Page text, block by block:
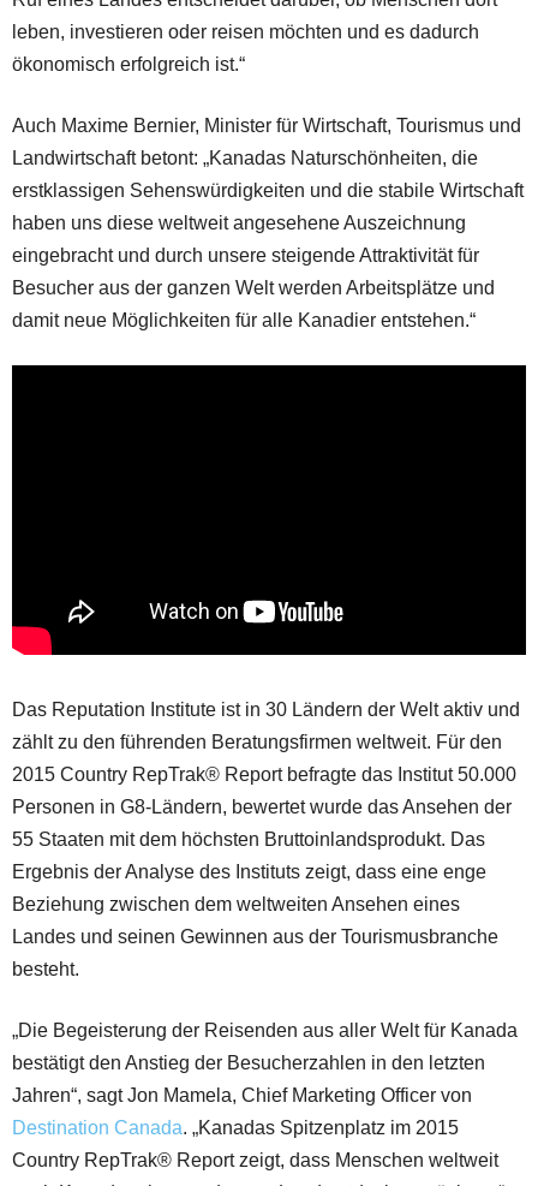
leben, investieren oder reisen möchten und es dadurch
ökonomisch erfolgreich ist.“
Auch Maxime Bernier, Minister für Wirtschaft, Tourismus und
Landwirtschaft betont: „Kanadas Naturschönheiten, die
erstklassigen Sehenswürdigkeiten und die stabile Wirtschaft
haben uns diese weltweit angesehene Auszeichnung
eingebracht und durch unsere steigende Attraktivität für
Besucher aus der ganzen Welt werden Arbeitsplätze und
damit neue Möglichkeiten für alle Kanadier entstehen.“
Das Reputation Institute ist in 30 Ländern der Welt aktiv und
zählt zu den führenden Beratungsfirmen weltweit. Für den
2015 Country RepTrak® Report befragte das Institut 50.000
Personen in G8-Ländern, bewertet wurde das Ansehen der
55 Staaten mit dem höchsten Bruttoinlandsprodukt. Das
Ergebnis der Analyse des Instituts zeigt, dass eine enge
Beziehung zwischen dem weltweiten Ansehen eines
Landes und seinen Gewinnen aus der Tourismusbranche
besteht.
„Die Begeisterung der Reisenden aus aller Welt für Kanada
bestätigt den Anstieg der Besucherzahlen in den letzten
Jahren“, sagt Jon Mamela, Chief Marketing Officer von
Destination Canada. „Kanadas Spitzenplatz im 2015
Country RepTrak® Report zeigt, dass Menschen weltweit